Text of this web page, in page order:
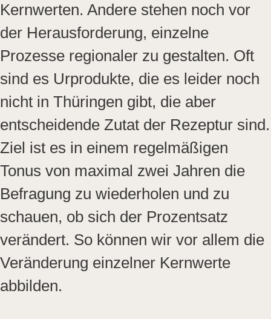
Kernwerten. Andere stehen noch vor
der Herausforderung, einzelne
Prozesse regionaler zu gestalten. Oft
sind es Urprodukte, die es leider noch
nicht in Thüringen gibt, die aber
entscheidende Zutat der Rezeptur sind.
Ziel ist es in einem regelmäßigen
Tonus von maximal zwei Jahren die
Befragung zu wiederholen und zu
schauen, ob sich der Prozentsatz
verändert. So können wir vor allem die
Veränderung einzelner Kernwerte
abbilden.